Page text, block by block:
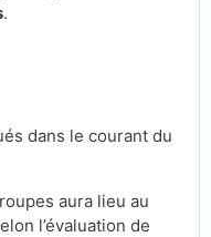
.
dans le courant du
aura lieu au
l’évaluation de